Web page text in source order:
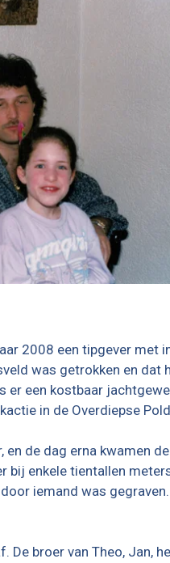
2008 een tipgever met
was getrokken en
er een kostbaar
in de Overdiepse
de dag erna kwamen
enkele tientallen
iemand was gegraven.
broer van Theo, Jan,